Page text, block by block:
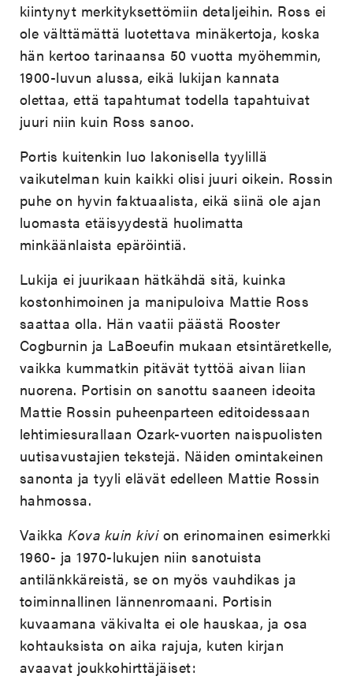
kiintynyt merkityksettömiin detaljeihin. Ross ei
ole välttämättä luotettava minäkertoja, koska
hän kertoo tarinaansa 50 vuotta myöhemmin,
1900-luvun alussa, eikä lukijan kannata
olettaa, että tapahtumat todella tapahtuivat
juuri niin kuin Ross sanoo.
Portis kuitenkin luo lakonisella tyylillä
vaikutelman kuin kaikki olisi juuri oikein. Rossin
puhe on hyvin faktuaalista, eikä siinä ole ajan
luomasta etäisyydestä huolimatta
minkäänlaista epäröintiä.
Lukija ei juurikaan hätkähdä sitä, kuinka
kostonhimoinen ja manipuloiva Mattie Ross
saattaa olla. Hän vaatii päästä Rooster
Cogburnin ja LaBoeufin mukaan etsintäretkelle,
vaikka kummatkin pitävät tyttöä aivan liian
nuorena. Portisin on sanottu saaneen ideoita
Mattie Rossin puheenparteen editoidessaan
lehtimiesurallaan Ozark-vuorten naispuolisten
uutisavustajien tekstejä. Näiden omintakeinen
sanonta ja tyyli elävät edelleen Mattie Rossin
hahmossa.
VaikkaKova kuin kivi on erinomainen esimerkki
1960- ja 1970-lukujen niin sanotuista
antilänkkäreistä, se on myös vauhdikas ja
toiminnallinen lännenromaani. Portisin
kuvaamana väkivalta ei ole hauskaa, ja osa
kohtauksista on aika rajuja, kuten kirjan
avaavat joukkohirttäjäiset: